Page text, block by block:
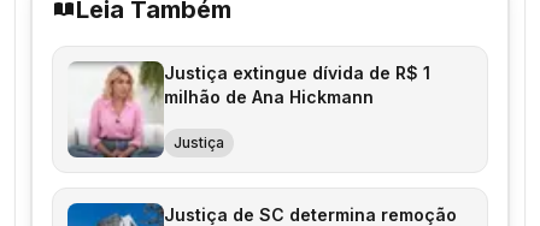
Leia Também
Justiça extingue dívida de R$ 1
milhão de Ana Hickmann
Justiça
Justiça de SC determina remoção